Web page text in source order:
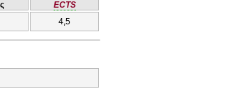
ECTS
4,5